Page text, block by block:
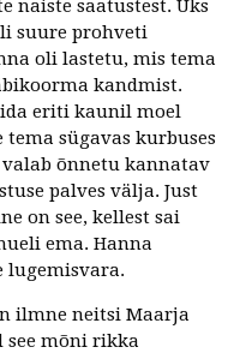
naiste saatustest. Üks
suure prohveti
oli lastetu, mis tema
kandmist.
eriti kaunil moel
sügavas kurbuses
õnnetu kannatav
palves välja. Just
on see, kellest sai
ema. Hanna
lugemisvara.
ilmne neitsi Maarja
see mõni rikka